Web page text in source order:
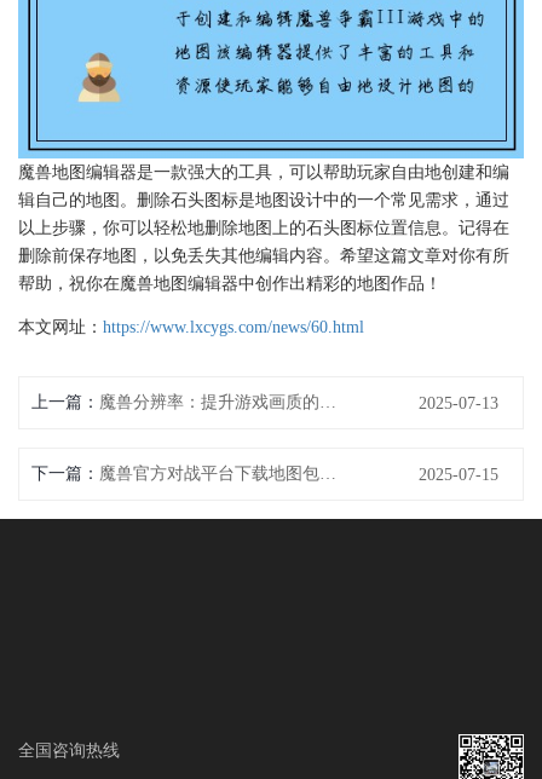
魔兽地图编辑器是一款强大的工具，可以帮助玩家自由地创建和编
辑自己的地图。删除石头图标是地图设计中的一个常见需求，通过
以上步骤，你可以轻松地删除地图上的石头图标位置信息。记得在
删除前保存地图，以免丢失其他编辑内容。希望这篇文章对你有所
帮助，祝你在魔兽地图编辑器中创作出精彩的地图作品！
本文网址： https://www.lxcygs.com/news/60.html
上一篇： 2025-07-13
下一篇： 2025-07-15
全国咨询热线